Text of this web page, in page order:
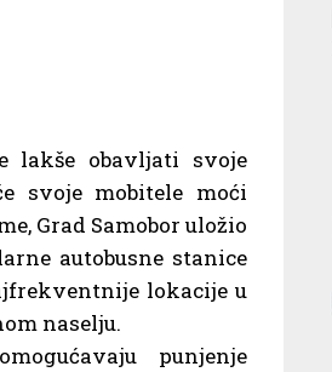
lakše obavljati svoje
svoje mobitele moći
Grad Samobor uložio
autobusne stanice
lokacije u
naselju.
punjenje